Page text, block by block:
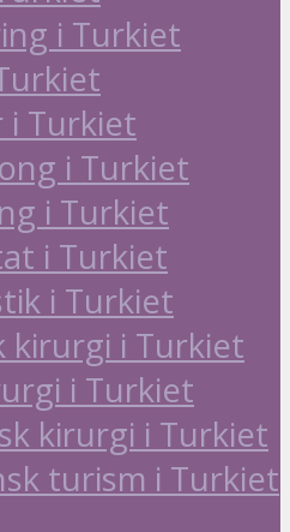
i Turkiet
i Turkiet
i Turkiet
i Turkiet
i Turkiet
i Turkiet
kirurgi i Turkiet
i Turkiet
kirurgi i Turkiet
turism i Turkiet